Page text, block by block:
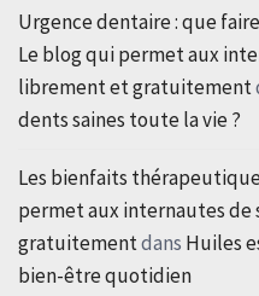
Urgence dentaire : que
Le blog qui permet aux
librement et gratuitement
dents saines toute la vie ?
Les bienfaits
permet aux internautes
gratuitementdans Huiles
bien-être quotidien